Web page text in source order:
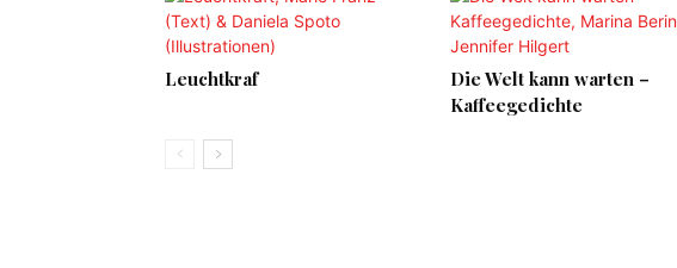
Leuchtkraf
Die Welt kann warten –
Kaffeegedichte